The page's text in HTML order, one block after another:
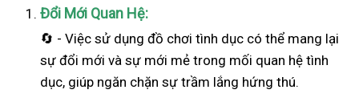
Đổi Mới Quan Hệ:
🔄 - Việc sử dụng đồ chơi tình dục có thể mang lại
sự đổi mới và sự mới mẻ trong mối quan hệ tình
dục, giúp ngăn chặn sự trầm lắng hứng thú.